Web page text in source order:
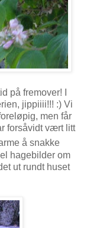
på fremover! I
jippiiii!!! :) Vi
men får
forsåvidt vært litt
å snakke
hagebilder om
ut rundt huset